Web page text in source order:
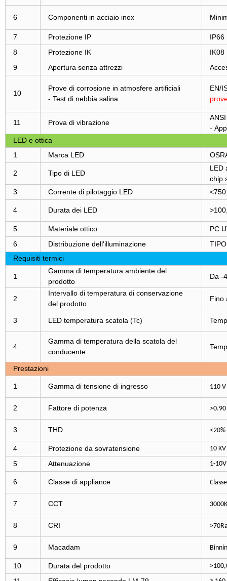
6 Componenti in acciaio inox
7 Protezione IP
IP66
8
Protezione IK
IK08
9
Apertura senza attrezzi
10
Prove di corrosione in atmosfere artificiali
- Test di nebbia salina
EN/
11 Prova di vibrazione
-
LED e ottica
1
Marca LED
2 Tipo di LED
LED
chip
3
Corrente di pilotaggio LED
4 Durata dei LED
5 Materiale ottico
PC
6
Distribuzione dell'illuminazione
Requisiti termici
1
Gamma di temperatura ambiente del
prodotto
Da -
2
Intervallo di temperatura di conservazione
del prodotto
Fino
3 LED temperatura scatola (Tc)
4
Gamma di temperatura della scatola del
conducente
Prestazioni
1 Gamma di tensione di ingresso 110
2 Fattore di potenza >0.90
3 THD <20%
4 Protezione da sovratensione 10 KV
5 Attenuazione 1-
6 Classe di appliance
7 CCT
8 CRI
9 Macadam
10 Durata del prodotto